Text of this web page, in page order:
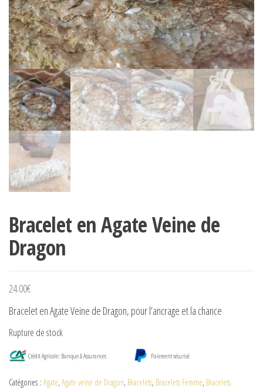
Bracelet en Agate Veine de
Dragon
24.00€
Bracelet en Agate Veine de Dragon, pour l’ancrage et la chance
Rupture de stock
Crédit Agricole: Banque & Assurances Paiement sécurisé
Catégories : Agate, Agate veine de Dragon, Bracelets, Bracelets Femme, Bracelets